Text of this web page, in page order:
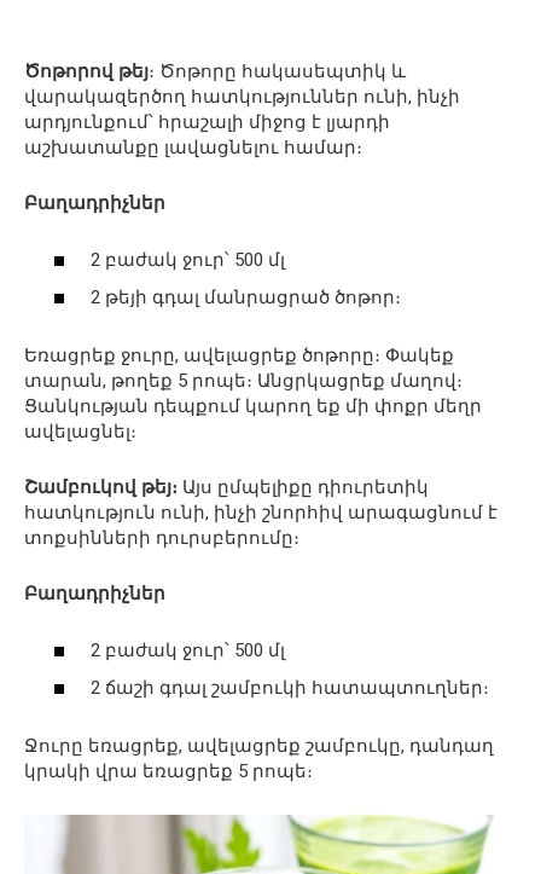
Ծոթորով թեյ։ Ծոթորը հակասեպտիկ և
վարակազերծող հատկություններ ունի, ինչի
արդյունքում՝ հրաշալի միջոց է լյարդի
աշխատանքը լավացնելու համար։
Բաղադրիչներ
2 բաժակ ջուր՝ 500 մլ
2 թեյի գդալ մանրացրած ծոթոր։
Եռացրեք ջուրը, ավելացրեք ծոթորը։ Փակեք
տարան, թողեք 5 րոպե։ Անցրկացրեք մաղով։
Ցանկության դեպքում կարող եք մի փոքր մեղր
ավելացնել։
Շամբուկով թեյ։ Այս ըմպելիքը դիուրետիկ
հատկություն ունի, ինչի շնորհիվ արագացնում է
տոքսինների դուրսբերումը։
Բաղադրիչներ
2 բաժակ ջուր՝ 500 մլ
2 ճաշի գդալ շամբուկի հատապտուղներ։
Ջուրը եռացրեք, ավելացրեք շամբուկը, դանդաղ
կրակի վրա եռացրեք 5 րոպե։